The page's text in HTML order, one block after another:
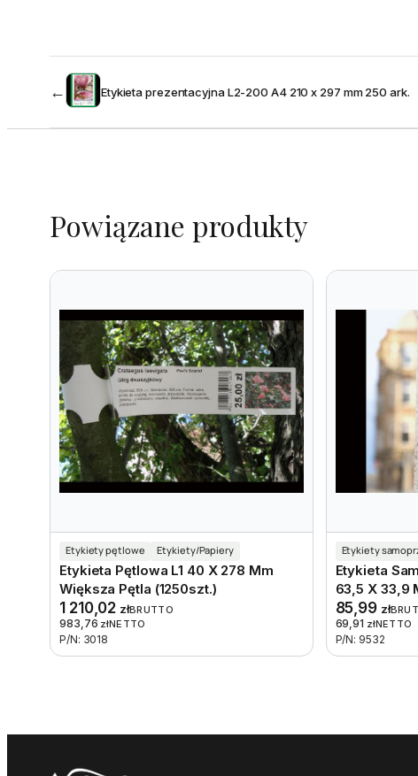
← Etykieta prezentacyjna L2-200 A4 210 x 297 mm 250 ark.
Powiązane produkty
Etykiety pętlowe Etykiety/Papiery
Etykieta Pętlowa L1 40 X 278 Mm
Większa Pętla (1250szt.)
1 210,02 złBRUTTO
983,76 złNETTO
P/N: 3018
Etykiety
Etykieta
63,5 X 33,9
85,99 zł
69,91 złNETTO
P/N: 9532